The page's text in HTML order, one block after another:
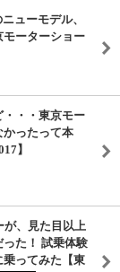
ューモデル、
ーターショー
・・・東京モー
かったって本
】
が、見た目以上
た！ 試乗体験
乗ってみた【東